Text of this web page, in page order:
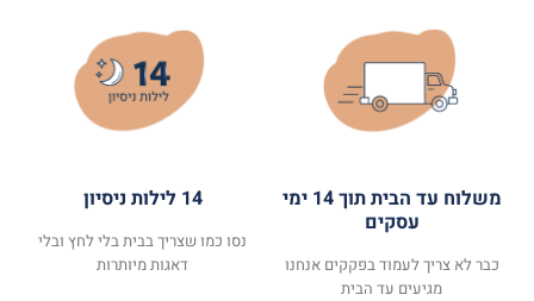
משלוח עד הבית תוך 14 ימי
עסקים
כבר לא צריך לעמוד בפקקים אנחנו
מגיעים עד הבית
14 לילות ניסיון
נסו כמו שצריך בבית בלי לחץ ובלי
דאגות מיותרות